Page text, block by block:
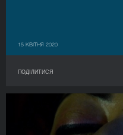
15 КВІТНЯ 2020
ПОДІЛИТИСЯ